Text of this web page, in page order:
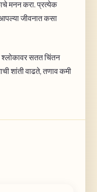
मनन करा. प्रत्येक
जीवनात कसा
सतत चिंतन
शांती वाढते, तणाव कमी